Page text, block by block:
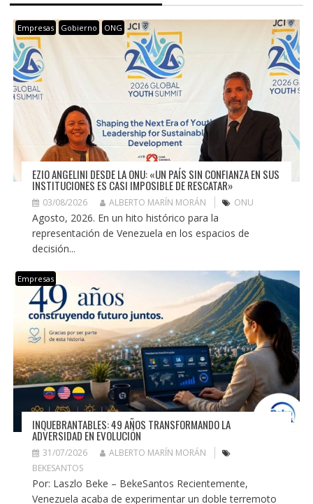
Empresas Gobierno ONG
EZIO ANGELINI DESDE LA ONU: «UN PAÍS SIN CONFIANZA EN SUS
INSTITUCIONES ES CASI IMPOSIBLE DE RESCATAR»
03/08/2026 ALBERTO MARÍN MORÁN ONU
Agosto, 2026. En un hito histórico para la
representación de Venezuela en los espacios de
decisión...
Empresas
INQUEBRANTABLES: 49 AÑOS TRANSFORMANDO LA
ADVERSIDAD EN EVOLUCIÓN
31/07/2026
ALBERTO MARÍN MORÁN
BEKESANTOS
Por: Laszlo Beke – BekeSantos Recientemente,
Venezuela acaba de experimentar un doble terremoto